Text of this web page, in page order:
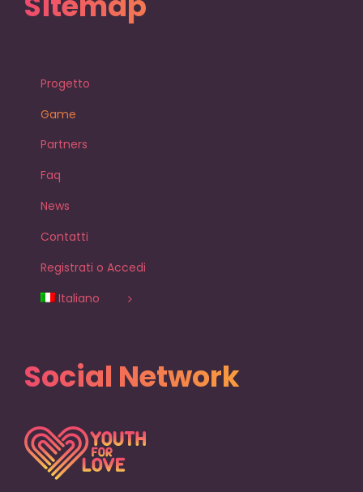
Progetto
Game
Partners
Faq
News
Contatti
Registrati o Accedi
Italiano
Social Network